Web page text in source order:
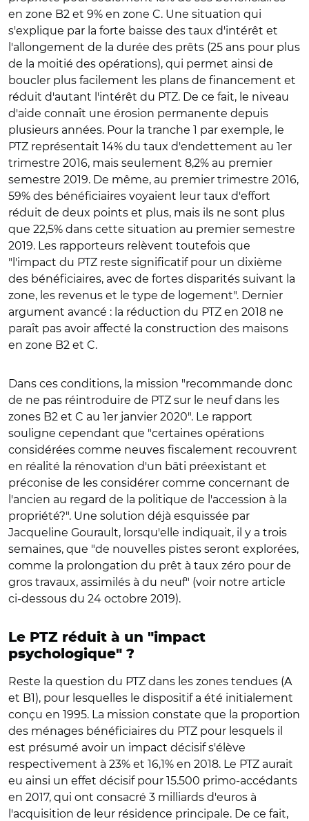
en zone B2 et 9% en zone C. Une situation qui
s'explique par la forte baisse des taux d'intérêt et
l'allongement de la durée des prêts (25 ans pour plus
de la moitié des opérations), qui permet ainsi de
boucler plus facilement les plans de financement et
réduit d'autant l'intérêt du PTZ. De ce fait, le niveau
d'aide connaît une érosion permanente depuis
plusieurs années. Pour la tranche 1 par exemple, le
PTZ représentait 14% du taux d'endettement au 1er
trimestre 2016, mais seulement 8,2% au premier
semestre 2019. De même, au premier trimestre 2016,
59% des bénéficiaires voyaient leur taux d'effort
réduit de deux points et plus, mais ils ne sont plus
que 22,5% dans cette situation au premier semestre
2019. Les rapporteurs relèvent toutefois que
"l'impact du PTZ reste significatif pour un dixième
des bénéficiaires, avec de fortes disparités suivant la
zone, les revenus et le type de logement". Dernier
argument avancé : la réduction du PTZ en 2018 ne
paraît pas avoir affecté la construction des maisons
en zone B2 et C.
Dans ces conditions, la mission "recommande donc
de ne pas réintroduire de PTZ sur le neuf dans les
zones B2 et C au 1er janvier 2020". Le rapport
souligne cependant que "certaines opérations
considérées comme neuves fiscalement recouvrent
en réalité la rénovation d'un bâti préexistant et
préconise de les considérer comme concernant de
l'ancien au regard de la politique de l'accession à la
propriété?". Une solution déjà esquissée par
Jacqueline Gourault, lorsqu'elle indiquait, il y a trois
semaines, que "de nouvelles pistes seront explorées,
comme la prolongation du prêt à taux zéro pour de
gros travaux, assimilés à du neuf" (voir notre article
ci-dessous du 24 octobre 2019).
Le PTZ réduit à un "impact
psychologique" ?
Reste la question du PTZ dans les zones tendues (A
et B1), pour lesquelles le dispositif a été initialement
conçu en 1995. La mission constate que la proportion
des ménages bénéficiaires du PTZ pour lesquels il
est présumé avoir un impact décisif s'élève
respectivement à 23% et 16,1% en 2018. Le PTZ aurait
eu ainsi un effet décisif pour 15.500 primo-accédants
en 2017, qui ont consacré 3 milliards d'euros à
l'acquisition de leur résidence principale. De ce fait,